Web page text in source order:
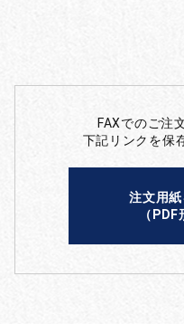
FAXでのご注
下記リンクを保
注文用
（